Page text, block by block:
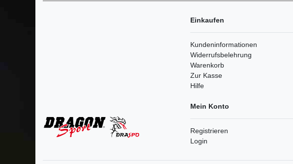
Einkaufen
Kundeninformationen
Widerrufsbelehrung
Warenkorb
Zur Kasse
Hilfe
Mein Konto
Registrieren
Login